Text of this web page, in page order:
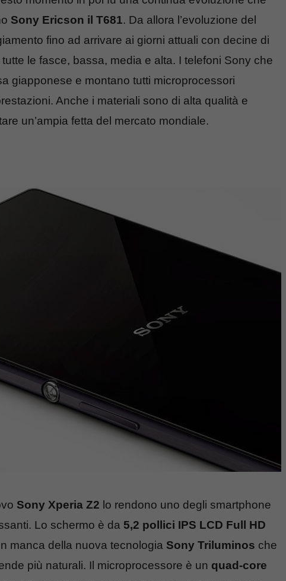
Sony Ericson il T681. Da allora l’evoluzione del
fino ad arrivare ai giorni attuali con decine di
le fasce, bassa, media e alta. I telefoni Sony che
giapponese e montano tutti microprocessori
Anche i materiali sono di alta qualità e
un’ampia fetta del mercato mondiale.
Sony Xperia Z2 lo rendono uno degli smartphone
Lo schermo è da 5,2 pollici IPS LCD Full HD
manca della nuova tecnologia Sony Triluminos che
più naturali. Il microprocessore è un quad-core